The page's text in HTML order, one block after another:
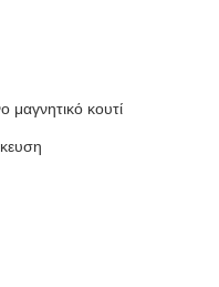
μαγνητικό κουτί